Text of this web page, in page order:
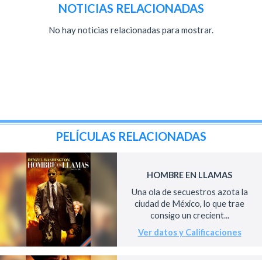
NOTICIAS RELACIONADAS
No hay noticias relacionadas para mostrar.
PELÍCULAS RELACIONADAS
HOMBRE EN LLAMAS
Una ola de secuestros azota la
ciudad de México, lo que trae
consigo un crecient...
Ver datos y Calificaciones